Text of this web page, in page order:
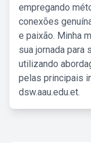
empregando
conexões
e paixão. Minha
sua jornada para
utilizando
pelas principais
dsw.aau.edu.et.